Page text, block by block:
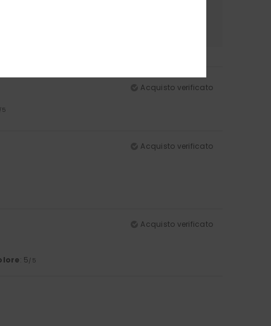
Acquisto verificato
/5
Acquisto verificato
Acquisto verificato
: 5/5